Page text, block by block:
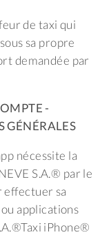
de taxi qui
sa propre
demandée par
-
GÉNÉRALES
nécessite la
S.A.® par le
effectuer sa
applications
iPhone®